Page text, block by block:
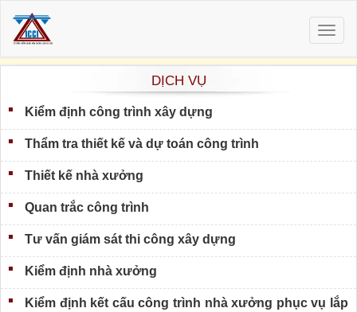
DỊCH VỤ
Kiểm định công trình xây dựng
Thẩm tra thiết kế và dự toán công trình
Thiết kế nhà xưởng
Quan trắc công trình
Tư vấn giám sát thi công xây dựng
Kiểm định nhà xưởng
Kiểm định kết cấu công trình nhà xưởng phục vụ lắp